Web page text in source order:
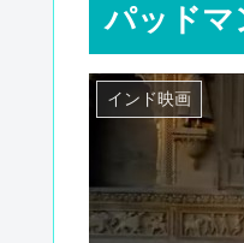
パッドマ
インド映画